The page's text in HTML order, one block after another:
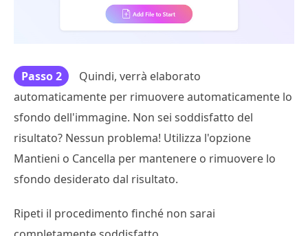
Passo 2
Quindi, verrà elaborato
automaticamente per rimuovere automaticamente lo
sfondo dell'immagine. Non sei soddisfatto del
risultato? Nessun problema! Utilizza l'opzione
Mantieni o Cancella per mantenere o rimuovere lo
sfondo desiderato dal risultato.
Ripeti il procedimento finché non sarai